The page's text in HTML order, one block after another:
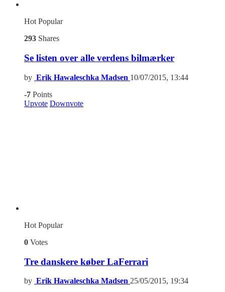
HotPopular
293 Shares
Se listen over alle verdens bilmærker
by Erik Hawaleschka Madsen 10/07/2015, 13:44
-7 Points
Upvote Downvote
Hot Popular
0 Votes
Tre danskere køber LaFerrari
by Erik Hawaleschka Madsen 25/05/2015, 19:34